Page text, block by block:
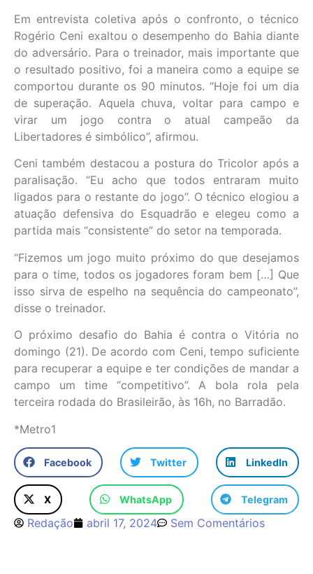
Em entrevista coletiva após o confronto, o técnico
Rogério Ceni exaltou o desempenho do Bahia diante
do adversário. Para o treinador, mais importante que
o resultado positivo, foi a maneira como a equipe se
comportou durante os 90 minutos. “Hoje foi um dia
de superação. Aquela chuva, voltar para campo e
virar um jogo contra o atual campeão da
Libertadores é simbólico”, afirmou.
Ceni também destacou a postura do Tricolor após a
paralisação. “Eu acho que todos entraram muito
ligados para o restante do jogo”. O técnico elogiou a
atuação defensiva do Esquadrão e elegeu como a
partida mais “consistente” do setor na temporada.
“Fizemos um jogo muito próximo do que desejamos
para o time, todos os jogadores foram bem […] Que
isso sirva de espelho na sequência do campeonato”,
disse o treinador.
O próximo desafio do Bahia é contra o Vitória no
domingo (21). De acordo com Ceni, tempo suficiente
para recuperar a equipe e ter condições de mandar a
campo um time “competitivo”. A bola rola pela
terceira rodada do Brasileirão, às 16h, no Barradão.
*Metro1
Facebook Twitter LinkedIn
X WhatsApp Telegram
Redação abril 17, 2024 Sem Comentários